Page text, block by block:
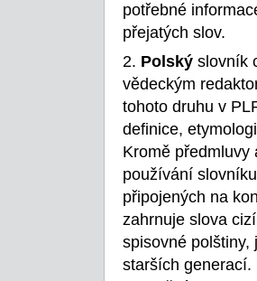
potřebné
přejatých slov.
2. Polský slovník
vědeckým
tohoto druhu v
definice,
Kromě předmluvy
používání
připojených na
zahrnuje slova
spisovné polštiny,
starších generací.